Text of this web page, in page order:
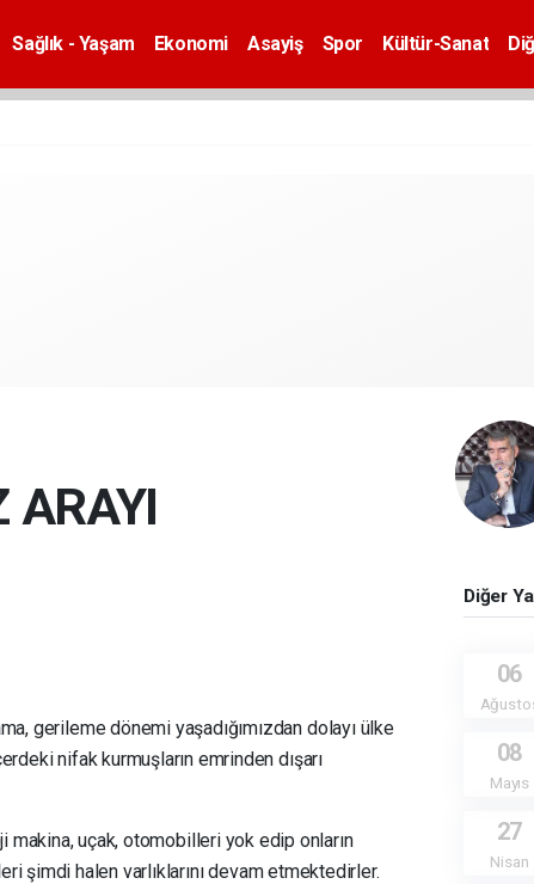
Sağlık - Yaşam Ekonomi Asayiş Spor Kültür-Sanat
ARAYI
gerileme dönemi yaşadığımızdan dolayı ülke
nifak kurmuşların emrinden dışarı
uçak, otomobilleri yok edip onların
şimdi halen varlıklarını devam etmektedirler.
Diğer
06
08
Mayıs
27
Nisan